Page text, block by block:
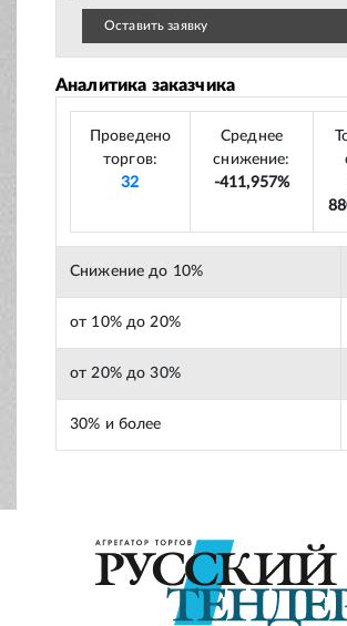
Оставить заявку
Аналитика заказчика
Проведено
торгов:
32
Среднее
снижение:
-411,957%
Снижение до 10%
от 10% до 20%
от 20% до 30%
30% и более